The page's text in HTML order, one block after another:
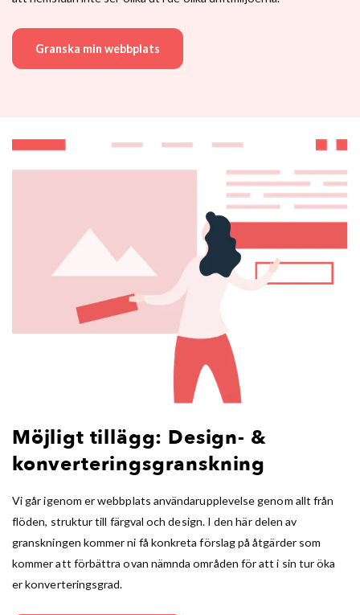
Granska min webbplats
Möjligt tillägg: Design- &
konverteringsgranskning
Vi går igenom er webbplats användarupplevelse genom allt från
flöden, struktur till färgval och design. I den här delen av
granskningen kommer ni få konkreta förslag på åtgärder som
kommer att förbättra ovan nämnda områden för att i sin tur öka
er konverteringsgrad.